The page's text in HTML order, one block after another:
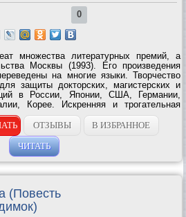
0
множества литературных премий, а
Москвы (1993). Его произведения
на многие языки. Творчество
защиты докторских, магистерских и
в России, Японии, США, Германии,
Корее. Искренняя и трогательная
«Мое прошлое», рассказывающая о
ОТЗЫВЫ
В ИЗБРАННОЕ
ЧИТАТЬ
(Повесть